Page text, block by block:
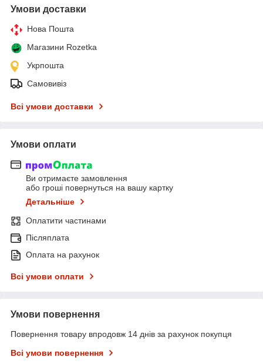
Умови доставки
Нова Пошта
Магазини Rozetka
Укрпошта
Самовивіз
Всі умови доставки
Умови оплати
Ви отримаєте замовлення
або гроші повернуться на вашу картку
Детальніше
Оплатити частинами
Післяплата
Оплата на рахунок
Всі умови оплати
Умови повернення
Повернення товару впродовж 14 днів за рахунок покупця
Всі умови повернення